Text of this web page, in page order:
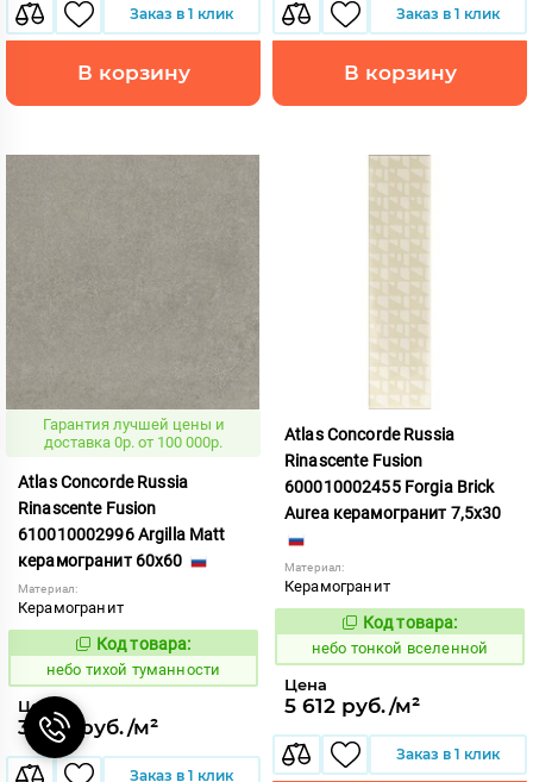
Заказ в 1 клик
В корзину
Заказ в 1 клик
В корзину
Гарантия лучшей цены и
доставка 0р. от 100 000р.
Atlas Concorde Russia
Rinascente Fusion
610010002996 Argilla Matt
керамогранит 60x60
Материал:
Керамогранит
1122109
Код товара:
небо тихой туманности
Цена
3 593 руб./м²
Заказ в 1 клик
Atlas Concorde Russia
Rinascente Fusion
600010002455 Forgia Brick
Aurea керамогранит 7,5x30
Материал:
Керамогранит
1122138
Код товара:
небо тонкой вселенной
Цена
5 612 руб./м²
Заказ в 1 клик